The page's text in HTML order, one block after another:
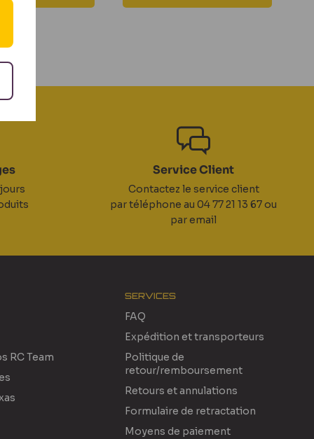
Service Client
Contactez le service client
par téléphone au 04 77 21 13 67 ou
par email
RC Team
SERVICES
FAQ
Expédition et transporteurs
Politique de
retour/remboursement
Retours et annulations
Formulaire de retractation
Moyens de paiement